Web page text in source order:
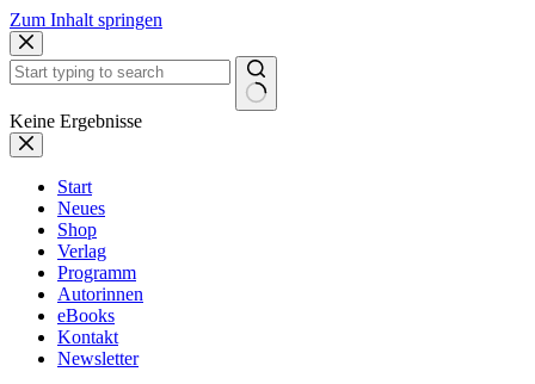
Zum Inhalt springen
Keine Ergebnisse
Start
Neues
Shop
Verlag
Programm
Autorinnen
eBooks
Kontakt
Newsletter